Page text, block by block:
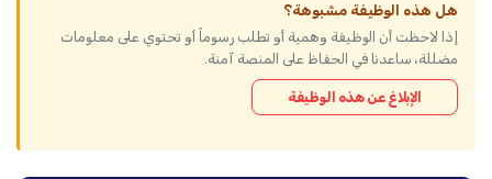
هل هذه الوظيفة مشبوهة؟
إذا لاحظت أن الوظيفة وهمية أو تطلب رسوماً أو تحتوي على معلومات
مضللة، ساعدنا في الحفاظ على المنصة آمنة.
الإبلاغ عن هذه الوظيفة